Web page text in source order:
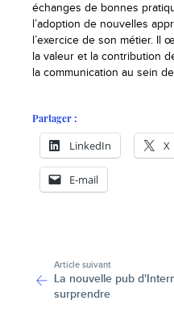
échanges de bonnes
l’adoption de nouvelles
l’exercice de son métier. Il
la valeur et la contribution
la communication au sein
Partager :
LinkedIn X
E-mail
Article suivant
La nouvelle pub
surprendre